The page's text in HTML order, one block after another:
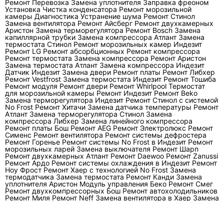
поиска утечки, меняют датчик при грязном
теплообменнике или списывают компрессор,
хотя причина в питании.
Когда ремонт начинается с
диагностики, а не с заправки?
Заправка фреоном нужна только после
проверки герметичности и подтверждения
нехватки хладагента. Если кондиционер
Toshiba слабо охлаждает, это ещё не
доказывает утечку: такой же эффект дают
забитые фильтры, грязный наружный
радиатор, неработающий вентилятор,
неправильный режим, перегиб трассы или
ошибка датчика.
Правильная диагностика включает осмотр
Ремонт Перевозка Замена уплотнителя Заправка фреоном
Установка Чистка конденсатора Ремонт морозильной
камеры Диагностика Устранение шума Ремонт Стинол
Замена вентилятора Ремонт Айсберг Ремонт двухкамерных
Аристон Замена терморегулятора Ремонт Bosch Замена
капиллярной трубки Замена компрессора Атлант Замена
термостата Стинол Ремонт морозильных камер Индезит
Ремонт LG Ремонт абсорбционных Ремонт компрессора
Ремонт термостата Замена компрессора Ремонт Аристон
Замена термостата Атлант Замена компрессора Индезит
Датчик Индезит Замена двери Ремонт платы Ремонт Либхер
Ремонт Vestfrost Замена термостата Индезит Ремонт Тошиба
Ремонт модуля Ремонт двери Ремонт Whirlpool Термостат
для морозильной камеры Ремонт Индезит Ремонт Beko
Замена терморегулятора Индезит Ремонт Стинол с системой
No Frost Ремонт Хитачи Замена датчика температуры Ремонт
Атлант Замена терморегулятора Стинол Замена
компрессора Либхер Замена линейного компрессора
Ремонт платы Бош Ремонт AEG Ремонт Электролюкс Ремонт
Сименс Ремонт вентилятора Ремонт системы дефростера
Ремонт Горенье Ремонт системы No Frost в Индезит Ремонт
морозильных ларей Замена выключателя Ремонт Шарп
Ремонт двухкамерных Атлант Ремонт Daewoo Ремонт Zanussi
Ремонт Ардо Ремонт системы охлаждения в Индезит Ремонт
Ноу Фрост Ремонт Хаер с технологией No Frost Замена
термодатчика Замена термостата Ремонт Канди Замена
уплотнителя Аристон Модуль управления Беко Ремонт Смег
Ремонт двухкомпрессорных Бош Ремонт автохолодильников
Ремонт Миля Ремонт Neff Замена вентилятора в Хаер Замена